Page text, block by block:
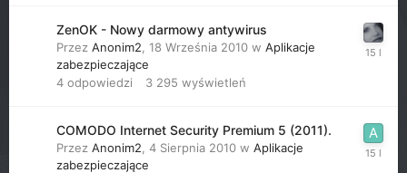
ZenOK - Nowy darmowy antywirus
Przez Anonim2 18 Września 2010 w Aplikacje
zabezpieczające
4 odpowiedzi 3 295 wyświetleń
COMODO Internet Security Premium 5 (2011).
Przez Anonim2 4 Sierpnia 2010 w Aplikacje
zabezpieczające